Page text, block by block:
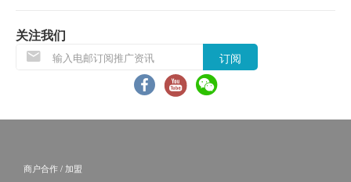
血葡萄糖 (空腹)
白蛋白
身体检查计划有效期为12个月，客户必须于12个月内
(由确认付款日期起计) 接受有关服务，逾期作废。
报告
关注我们
订阅
商户合作 / 加盟